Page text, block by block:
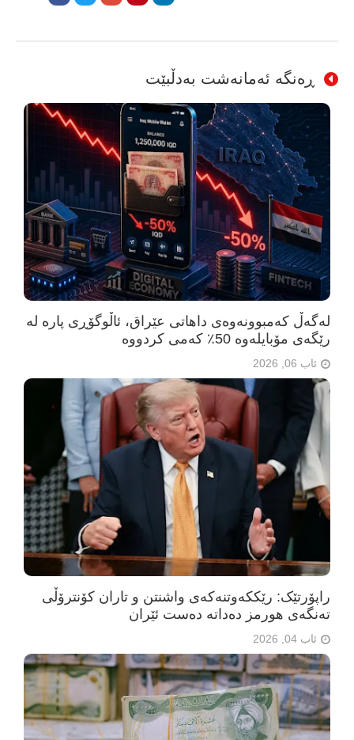
ڕەنگە ئەمانەشت بەدڵبێت
لەگەڵ کەمبوونەوەی داهاتی عێراق، ئاڵوگۆڕی پارە لە
رێگەی مۆبایلەوە 50٪ کەمی کردووە
ئاب 06, 2026
راپۆرتێک: رێککەوتنەکەی واشنتن و تاران کۆنترۆڵی
تەنگەی هورمز دەداتە دەست ئێران
ئاب 04, 2026